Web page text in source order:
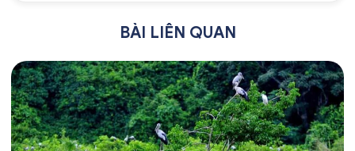
BÀI LIÊN QUAN